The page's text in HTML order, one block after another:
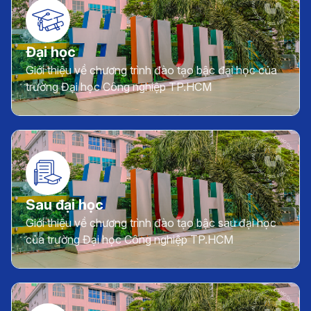
Đại học
Giới thiệu về chương trình đào tạo bậc đại học của
trường Đại học Công nghiệp TP.HCM
Sau đại học
Giới thiệu về chương trình đào tạo bậc sau đại học
của trường Đại học Công nghiệp TP.HCM